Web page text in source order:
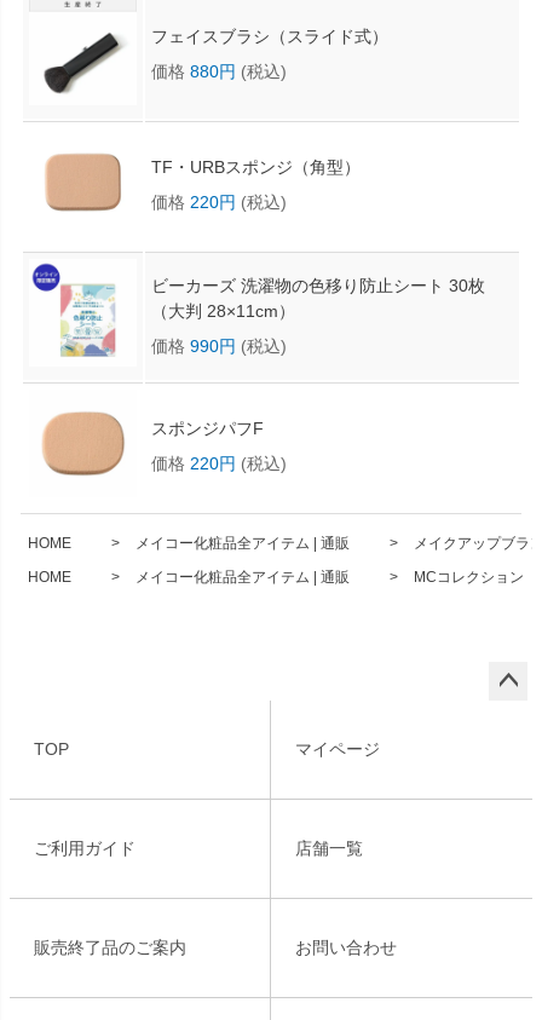
フェイスブラシ（スライド式）
価格 880円 (税込)
TF・URBスポンジ（角型）
価格 220円 (税込)
ビーカーズ 洗濯物の色移り防止シート 30枚
（大判 28×11cm）
価格 990円 (税込)
スポンジパフF
価格 220円 (税込)
HOME メイコー化粧品全アイテム | 通販
メイクアップブラ
HOME
メイコー化粧品全アイテム | 通販 MCコレクション
TOP マイページ
ご利用ガイド 店舗一覧
販売終了品のご案内 お問い合わせ